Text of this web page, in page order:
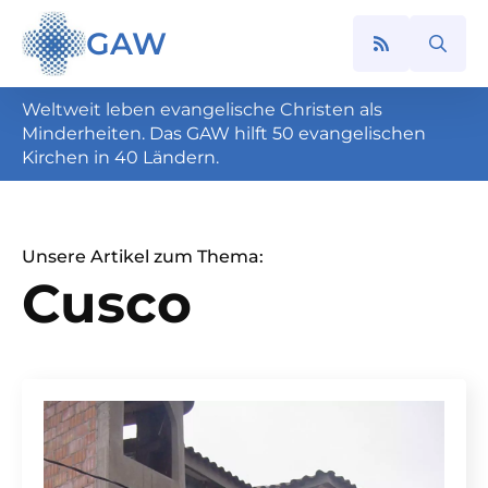
GAW
Search
Weltweit leben evangelische Christen als
Minderheiten. Das GAW hilft 50 evangelischen
Kirchen in 40 Ländern.
Unsere Artikel zum Thema:
Cusco